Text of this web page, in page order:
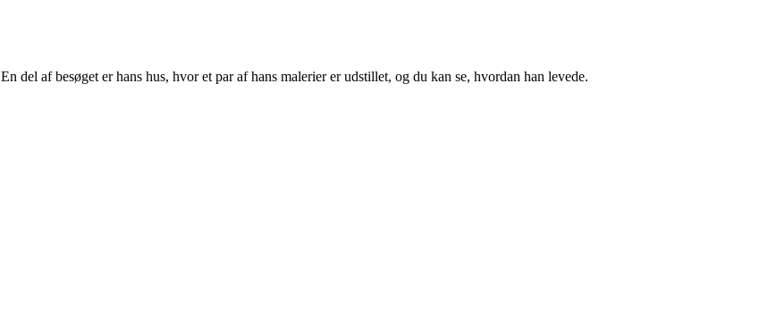
del af besøget er hans hus, hvor et par af hans malerier er udstillet, og du kan se, hvordan han levede.